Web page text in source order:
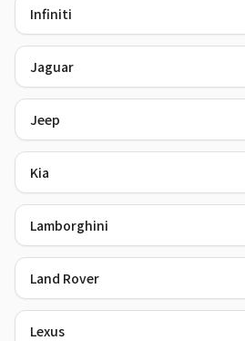
Infiniti
Jaguar
Jeep
Kia
Lamborghini
Land Rover
Lexus